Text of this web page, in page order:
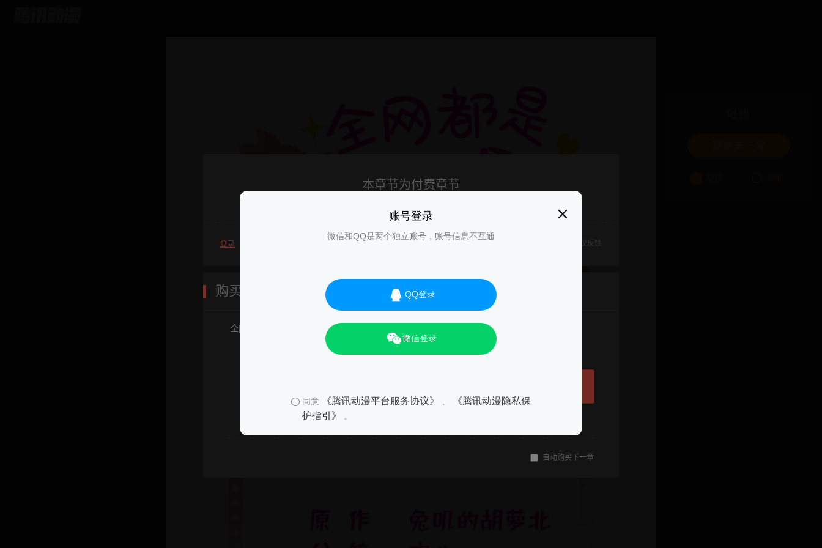
账号登录
微信和QQ是两个独立账号，账号信息不互通
QQ登录
微信登录
同意 《腾讯动漫平台服务协议》
《腾讯动漫隐私保
护指引》
。